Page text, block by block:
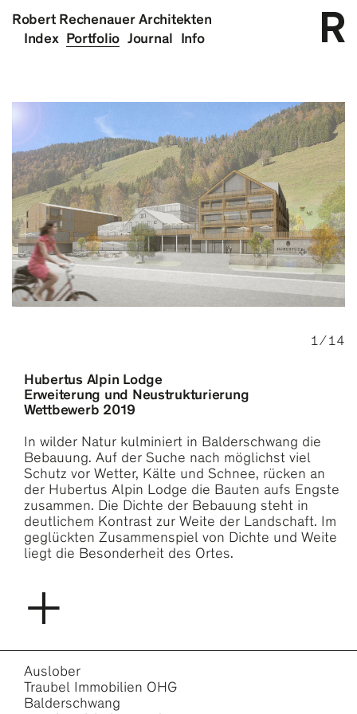
Robert Rechenauer Architekten
Index Portfolio Journal Info
1 ⁄ 14
Hubertus Alpin Lodge
Erweiterung und Neustrukturierung
Wettbewerb 2019
In wilder Natur kulminiert in Balderschwang die
Bebauung. Auf der Suche nach möglichst viel
Schutz vor Wetter, Kälte und Schnee, rücken an
der Hubertus Alpin Lodge die Bauten aufs Engste
zusammen. Die Dichte der Bebauung steht in
deutlichem Kontrast zur Weite der Landschaft. Im
geglückten Zusammenspiel von Dichte und Weite
liegt die Besonderheit des Ortes.
+
Auslober
Traubel Immobilien OHG
Balderschwang